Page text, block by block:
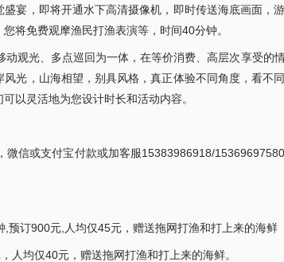
宴，即将开通水下高清摄像机，即时传送海底画面，
将免费观摩渔民打渔表演等，时间40分钟。
观光、多点巡回为一体，在等价消费、高层次享受的
光，山海相望，别具风格，真正体验不同角度，看不
以灵活地为您设计时长和活动内容。
信或支付宝付款或加客服15383986918/
预订900元,人均仅45元，赠送拖网打渔和打上来的海鲜
人均仅40元，赠送拖网打渔和打上来的海鲜。